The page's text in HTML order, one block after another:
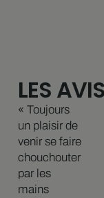
LES
« Toujours
un plaisir de
venir se faire
chouchouter
par les
mains